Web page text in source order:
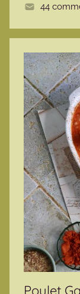
44
Poulet